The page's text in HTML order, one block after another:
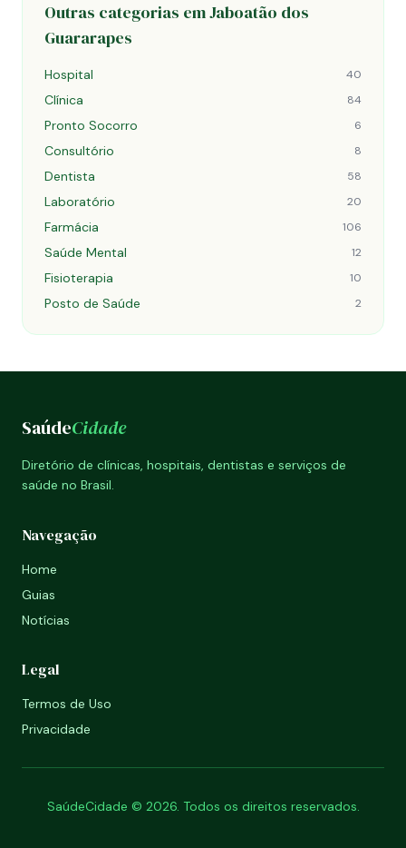
Outras categorias em Jaboatão dos
Guararapes
Hospital 40
Clínica 84
Pronto Socorro 6
Consultório 8
Dentista 58
Laboratório 20
Farmácia 106
Saúde Mental 12
Fisioterapia 10
Posto de Saúde 2
SaúdeCidade
Diretório de clínicas, hospitais, dentistas e serviços de
saúde no Brasil.
Navegação
Home
Guias
Notícias
Legal
Termos de Uso
Privacidade
SaúdeCidade © 2026. Todos os direitos reservados.